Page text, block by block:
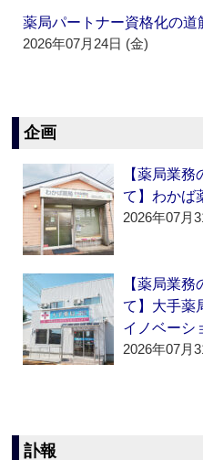
薬局パートナー資格化の道
2026年07月24日 (金)
企画
【薬局業
て】わかば
2026年07月
【薬局業
て】大手薬
イノベーシ
2026年07月
訃報